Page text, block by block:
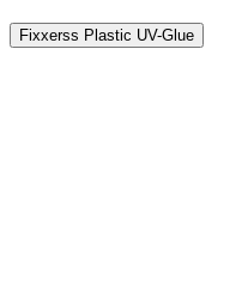
Fixxerss Plastic UV-Glue